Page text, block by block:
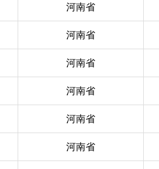
河南省
河南省
河南省
河南省
河南省
河南省